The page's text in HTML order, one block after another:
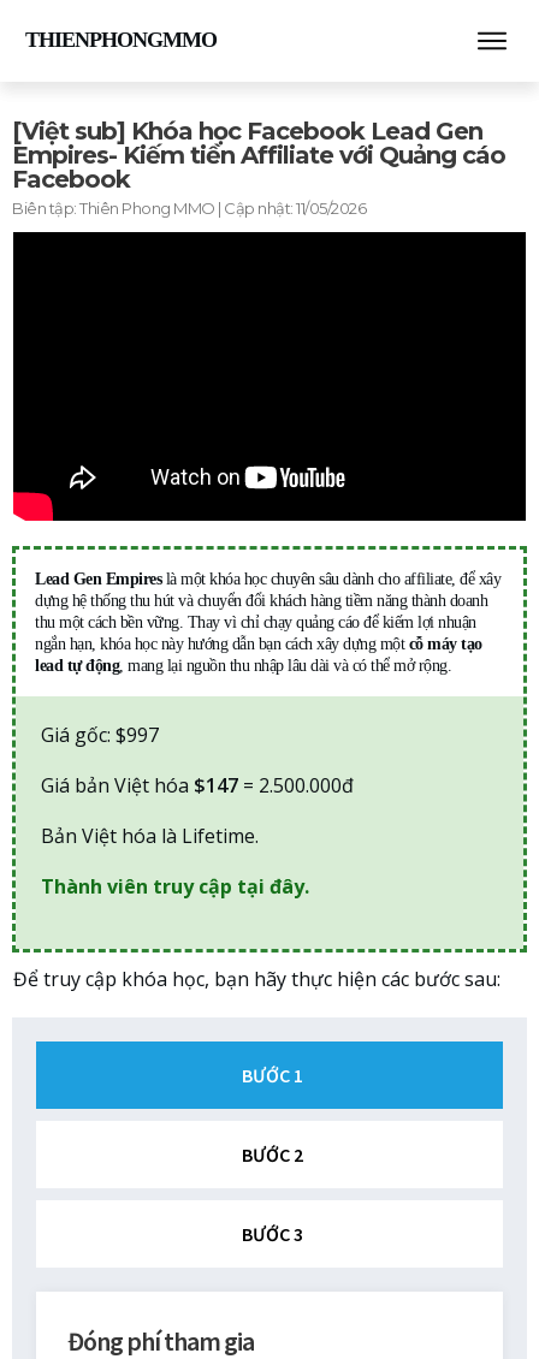
THIENPHONGMMO
[Việt sub] Khóa học Facebook Lead Gen
Empires- Kiếm tiền Affiliate với Quảng cáo
Facebook
Biên tập:Thiên Phong MMO | Cập nhật:11/05/2026
Lead Gen Empireslà một khóa học chuyên sâu dành cho affiliate, để xây
dựng hệ thống thu hút và chuyển đổi khách hàng tiềm năng thành doanh
thu một cách bền vững. Thay vì chỉ chạy quảng cáo để kiếm lợi nhuận
ngắn hạn, khóa học này hướng dẫn bạn cách xây dựng một cỗ máy tạo
lead tự động, mang lại nguồn thu nhập lâu dài và có thể mở rộng.
Giá gốc: $997
Giá bản Việt hóa $147 = 2.500.000đ
Bản Việt hóa là Lifetime.
Thành viên truy cập tại đây.
Để truy cập khóa học, bạn hãy thực hiện các bước sau:
BƯỚC 1
BƯỚC 2
BƯỚC 3
Đóng phí tham gia